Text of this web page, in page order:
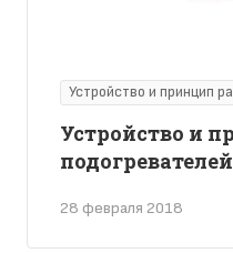
Устройство и принцип
28 февраля 2018
Устройство и